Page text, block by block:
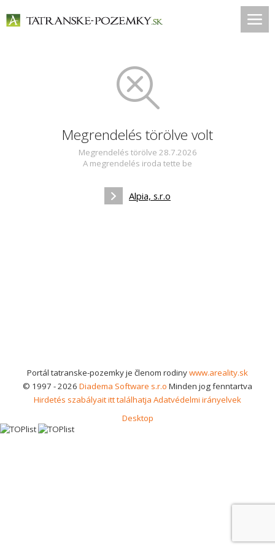
Megrendelés törölve volt
Megrendelés törölve 28.7.2026
A megrendelés iroda tette be
Alpia, s.r.o
Portál tatranske-pozemky je členom rodinywww.areality.sk
© 1997 - 2026 Diadema Software s.r.o Minden jog fenntartva
Hirdetés szabályait itt találhatja Adatvédelmi irányelvek
Desktop